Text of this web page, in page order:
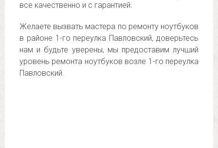
все качественно и с гарантией.
Желаете вызвать мастера по ремонту ноутбуков
в районе 1-го переулка Павловский, доверьтесь
нам и будьте уверены, мы предоставим лучший
уровень ремонта ноутбуков возле 1-го переулка
Павловский.